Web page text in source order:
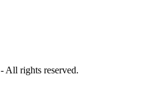
- All rights reserved.